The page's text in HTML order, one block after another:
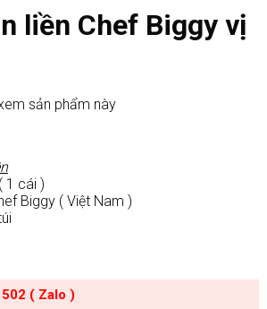
liền Chef Biggy vị
sản phẩm này
1 cái )
Biggy ( Việt Nam )
( Zalo )